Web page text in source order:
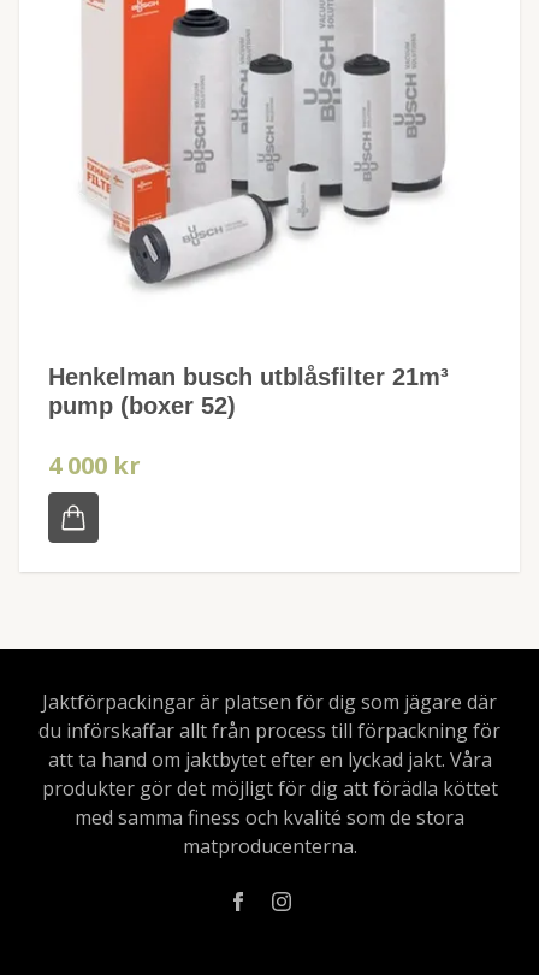
Henkelman busch utblåsfilter 21m³
pump (boxer 52)
4 000 kr
Jaktförpackingar är platsen för dig som jägare där
du införskaffar allt från process till förpackning för
att ta hand om jaktbytet efter en lyckad jakt. Våra
produkter gör det möjligt för dig att förädla köttet
med samma finess och kvalité som de stora
matproducenterna.